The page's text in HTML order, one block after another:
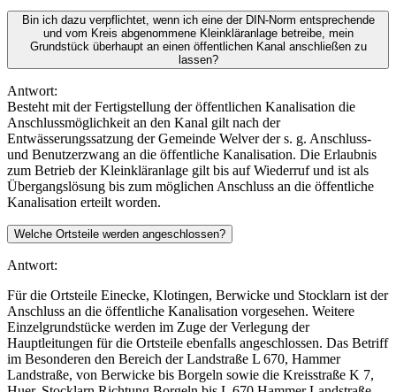
Bin ich dazu verpflichtet, wenn ich eine der DIN-Norm entsprechende
und vom Kreis abgenommene Kleinkläranlage betreibe, mein
Grundstück überhaupt an einen öffentlichen Kanal anschließen zu
lassen?
Antwort:
Besteht mit der Fertigstellung der öffentlichen Kanalisation die
Anschlussmöglichkeit an den Kanal gilt nach der
Entwässerungssatzung der Gemeinde Welver der s. g. Anschluss-
und Benutzerzwang an die öffentliche Kanalisation. Die Erlaubnis
zum Betrieb der Kleinkläranlage gilt bis auf Wiederruf und ist als
Übergangslösung bis zum möglichen Anschluss an die öffentliche
Kanalisation erteilt worden.
Welche Ortsteile werden angeschlossen?
Antwort:
Für die Ortsteile Einecke, Klotingen, Berwicke und Stocklarn ist der
Anschluss an die öffentliche Kanalisation vorgesehen. Weitere
Einzelgrundstücke werden im Zuge der Verlegung der
Hauptleitungen für die Ortsteile ebenfalls angeschlossen. Das Betriff
im Besonderen den Bereich der Landstraße L 670, Hammer
Landstraße, von Berwicke bis Borgeln sowie die Kreisstraße K 7,